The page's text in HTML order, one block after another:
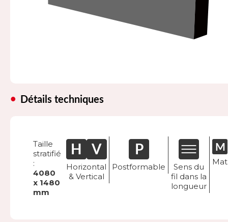
Détails techniques
Taille
stratifié
:
4080
x 1480
mm
Horizontal
& Vertical
Postformable
Sens du
fil dans la
longueur
Mat